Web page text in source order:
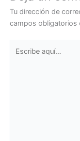
Tu dirección de
campos obligatorios
aquí...